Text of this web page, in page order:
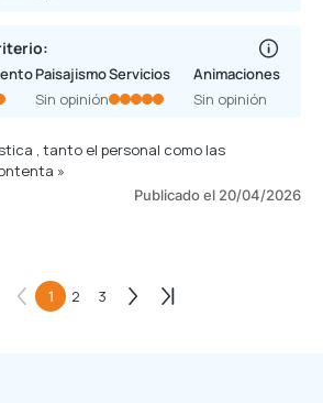
Paisajismo
Sin opinión
Servicios
Animaciones
Sin opinión
, tanto el personal como las
instalaciones . Muy contenta »
Publicado el 20/04/2026
1 2 3